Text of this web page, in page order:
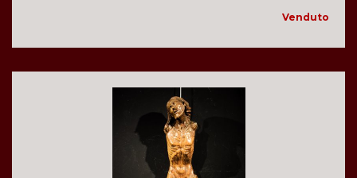
Venduto